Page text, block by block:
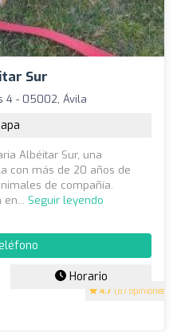
Sur
4.7 (87 opiniones)
4 - 05002, Ávila
Albéitar Sur, una
con más de 20 años de
de compañía.
Seguir leyendo
Horario